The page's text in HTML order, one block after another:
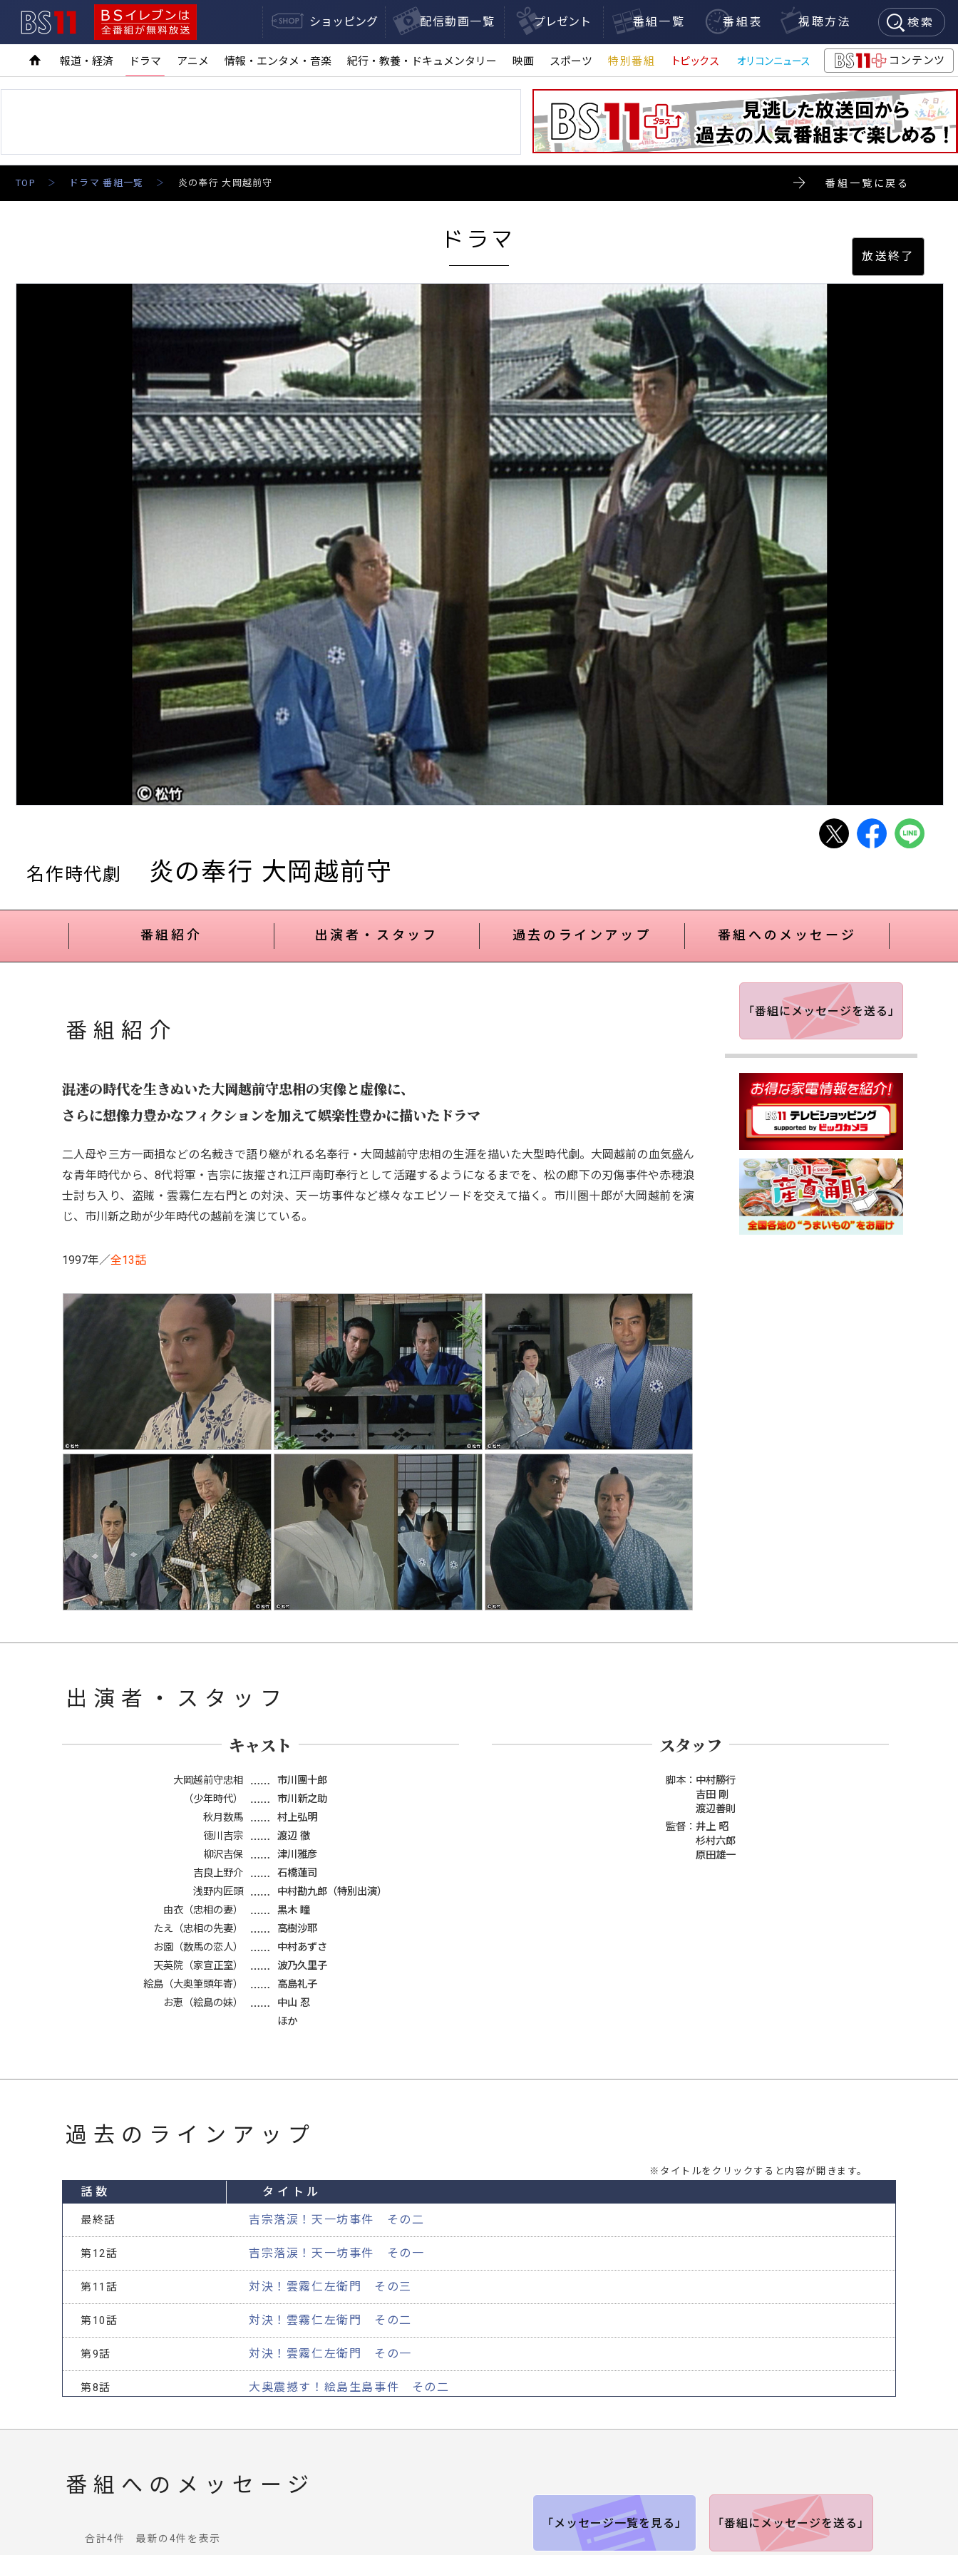
BSイレブンは全番組が無料放送
ショッピング 配信動画一覧 プレゼント 番組一覧 番組表 視聴方法 検索
報道・経済 ドラマ アニメ 情報・エンタメ・音楽 紀行・教養・ドキュメンタリー 映画 スポーツ 特別番組 トピックス
オリコンニュース
BS11+
コンテンツ
TOP ドラマ 番組一覧 炎の奉行 大岡越前守 番組一覧に戻る
ドラマ
名作時代劇 炎の奉行 大岡越前守
番組紹介 出演者・スタッフ 過去のラインアップ 番組へのメッセージ
「番組にメッセージを送る」
番組紹介
混迷の時代を生きぬいた大岡越前守忠相の実像と虚像に、
さらに想像力豊かなフィクションを加えて娯楽性豊かに描いたドラマ
二人母や三方一両損などの名裁きで語り継がれる名奉行・大岡越前守忠相の生涯を描いた大型時代劇。大岡越前の血気盛ん
な青年時代から、8代将軍・吉宗に抜擢され江戸南町奉行として活躍するようになるまでを、松の廊下の刃傷事件や赤穂浪
士討ち入り、盗賊・雲霧仁左右門との対決、天ー坊事件など様々なエピソードを交えて描く。市川圏十郎が大岡越前を演
じ、市川新之助が少年時代の越前を演じている。
1997年／全13話
出演者・スタッフ
キャスト
大岡越前守忠相
市川團十郎
（少年時代）
市川新之助
秋月数馬
村上弘明
徳川吉宗
渡辺 徹
柳沢吉保
津川雅彦
吉良上野介
石橋蓮司
浅野内匠頭
中村勘九郎（特別出演）
由衣（忠相の妻）
黒木 瞳
たえ（忠相の先妻）
高樹沙耶
お園（数馬の恋人）
中村あずさ
天英院（家宣正室）
波乃久里子
絵島（大奥筆頭年寄）
高島礼子
お恵（絵島の妹）
中山 忍
ほか
スタッフ
脚本
中村勝行
吉田 剛
渡辺善則
監督
井上 昭
杉村六郎
原田雄一
過去のラインアップ
※タイトルをクリックすると内容が開きます。
話数 タイトル
最終話 吉宗落涙！天一坊事件 その二
第12話 吉宗落涙！天一坊事件 その一
第11話 対決！雲霧仁左衛門 その三
第10話 対決！雲霧仁左衛門 その二
第9話 対決！雲霧仁左衛門 その一
第8話 大奥震撼す！絵島生島事件 その二
第5話 綱吉死す！尾張徳川家の野望 その一
番組へのメッセージ
「メッセージ一覧を見る」 「番組にメッセージを送る」
合計4件 最新の4件を表示